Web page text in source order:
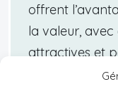
offrent
la valeur,
attractives et
intéressantes.